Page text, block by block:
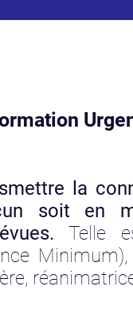
la
soit en
Telle